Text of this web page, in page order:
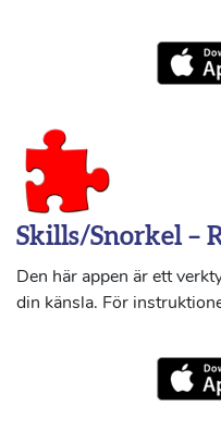
Skills/Snorkel –
Den här appen är ett
din känsla. För